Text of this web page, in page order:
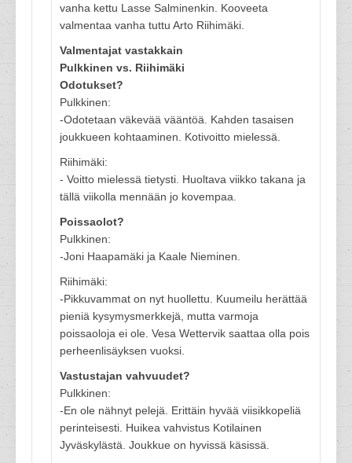
vanha kettu Lasse Salminenkin. Kooveeta
valmentaa vanha tuttu Arto Riihimäki.
Valmentajat vastakkain
Pulkkinen vs. Riihimäki
Odotukset?
Pulkkinen:
-Odotetaan väkevää vääntöä. Kahden tasaisen
joukkueen kohtaaminen. Kotivoitto mielessä.
Riihimäki:
- Voitto mielessä tietysti. Huoltava viikko takana ja
tällä viikolla mennään jo kovempaa.
Poissaolot?
Pulkkinen:
-Joni Haapamäki ja Kaale Nieminen.
Riihimäki:
-Pikkuvammat on nyt huollettu. Kuumeilu herättää
pieniä kysymysmerkkejä, mutta varmoja
poissaoloja ei ole. Vesa Wettervik saattaa olla pois
perheenlisäyksen vuoksi.
Vastustajan vahvuudet?
Pulkkinen:
-En ole nähnyt pelejä. Erittäin hyvää viisikkopeliä
perinteisesti. Huikea vahvistus Kotilainen
Jyväskylästä. Joukkue on hyvissä käsissä.